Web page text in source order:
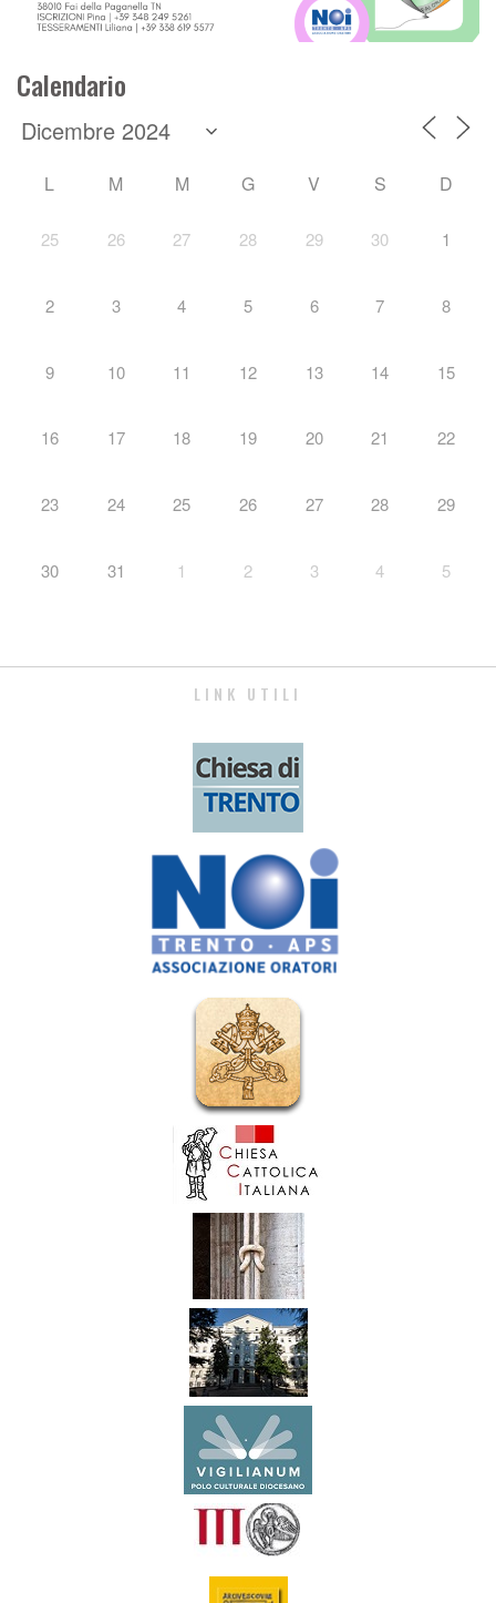
Calendario
L M M G V S D
25 26 27 28 29 30 1
2 3 4 5 6 7 8
9 10 11 12 13 14 15
16 17 18 19 20 21 22
23 24 25 26 27 28 29
30 31 1 2 3 4 5
LINK UTILI